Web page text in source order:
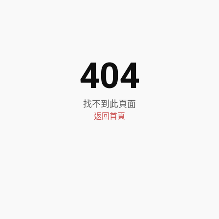
404
找不到此頁面
返回首頁